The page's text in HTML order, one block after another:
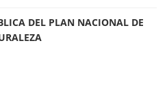
DEL PLAN NACIONAL DE